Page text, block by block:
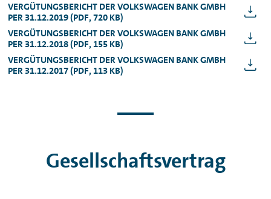
VERGÜTUNGSBERICHT DER VOLKSWAGEN BANK GMBH
PER 31.12.2019 (PDF, 720 KB)
VERGÜTUNGSBERICHT DER VOLKSWAGEN BANK GMBH
PER 31.12.2018 (PDF, 155 KB)
VERGÜTUNGSBERICHT DER VOLKSWAGEN BANK GMBH
PER 31.12.2017 (PDF, 113 KB)
Gesellschaftsvertrag